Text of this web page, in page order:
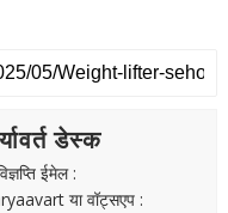
डेस्क
ईमेल :
या वॉट्सएप :